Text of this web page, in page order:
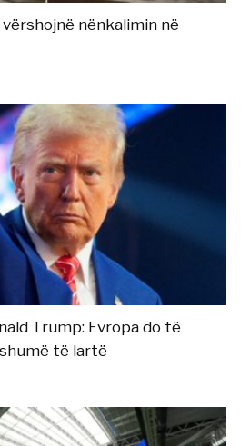
nënkalimin në
Trump: Evropa do të
të lartë